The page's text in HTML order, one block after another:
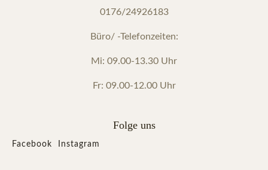
0176/24926183
Büro/ -Telefonzeiten:
Mi: 09.00-13.30 Uhr
Fr: 09.00-12.00 Uhr
Folge uns
Facebook Instagram